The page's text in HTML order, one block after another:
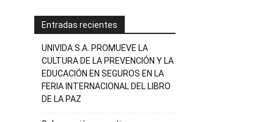
Entradas recientes
UNIVIDA S.A. PROMUEVE LA
CULTURA DE LA PREVENCIÓN Y LA
EDUCACIÓN EN SEGUROS EN LA
FERIA INTERNACIONAL DEL LIBRO
DE LA PAZ